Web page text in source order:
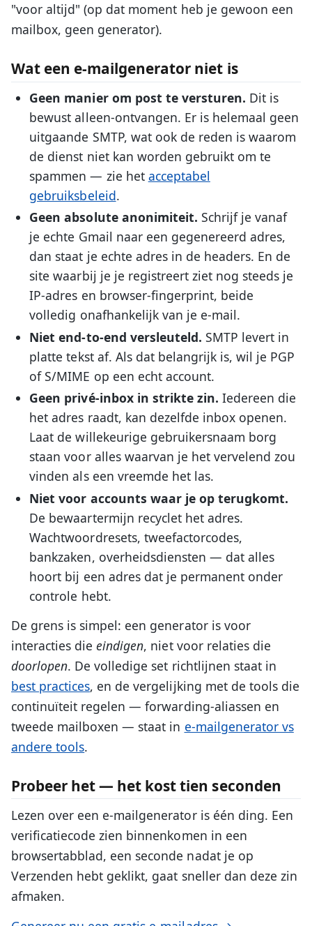
"voor altijd" (op dat moment heb je gewoon een
mailbox, geen generator).
Wat een e-mailgenerator niet is
Geen manier om post te versturen. Dit is
bewust alleen-ontvangen. Er is helemaal geen
uitgaande SMTP, wat ook de reden is waarom
de dienst niet kan worden gebruikt om te
spammen — zie het acceptabel
gebruiksbeleid.
Geen absolute anonimiteit. Schrijf je vanaf
je echte Gmail naar een gegenereerd adres,
dan staat je echte adres in de headers. En de
site waarbij je je registreert ziet nog steeds je
IP-adres en browser-fingerprint, beide
volledig onafhankelijk van je e-mail.
Niet end-to-end versleuteld. SMTP levert in
platte tekst af. Als dat belangrijk is, wil je PGP
of S/MIME op een echt account.
Geen privé-inbox in strikte zin. Iedereen die
het adres raadt, kan dezelfde inbox openen.
Laat de willekeurige gebruikersnaam borg
staan voor alles waarvan je het vervelend zou
vinden als een vreemde het las.
Niet voor accounts waar je op terugkomt.
De bewaartermijn recyclet het adres.
Wachtwoordresets, tweefactorcodes,
bankzaken, overheidsdiensten — dat alles
hoort bij een adres dat je permanent onder
controle hebt.
De grens is simpel: een generator is voor
interacties dieeindigen, niet voor relaties die
doorlopen. De volledige set richtlijnen staat in
best practices, en de vergelijking met de tools die
continuïteit regelen — forwarding-aliassen en
tweede mailboxen — staat in e-mailgenerator vs
andere tools.
Probeer het — het kost tien seconden
Lezen over een e-mailgenerator is één ding. Een
verificatiecode zien binnenkomen in een
browsertabblad, een seconde nadat je op
Verzenden hebt geklikt, gaat sneller dan deze zin
afmaken.